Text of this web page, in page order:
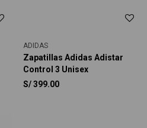
ADIDAS
Zapatillas Adidas Adistar
Control 3 Unisex
S/399.00